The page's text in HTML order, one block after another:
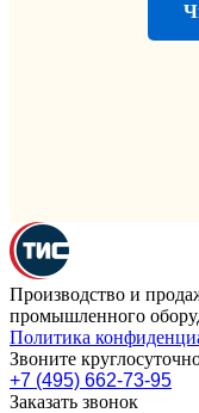
Производство и
промышленного
Политика
Звоните
+7 (495) 662-73-95
Заказать звонок